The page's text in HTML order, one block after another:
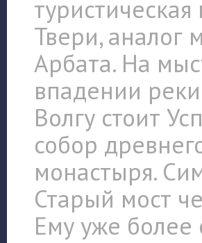
Твери, аналог
Арбата. На
впадении
Волгу стоит
собор
монастыря.
Старый мост
Ему уже более